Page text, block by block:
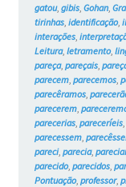
gatou, gibis, Gohan,
tirinhas, identificação,
interações,
Leitura, letramento,
pareça, pareçais,
parecem, parecemos,
parecêramos,
parecerem,
parecerias, pareceríeis,
parecessem,
pareci, parecia,
parecido, parecidos,
Pontuação, professor,